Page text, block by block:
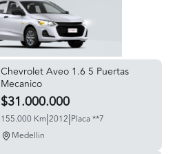
Chevrolet Aveo 1.6 5 Puertas
Mecanico
$31.000.000
155.000 Km|2012|Placa **7
Medellin